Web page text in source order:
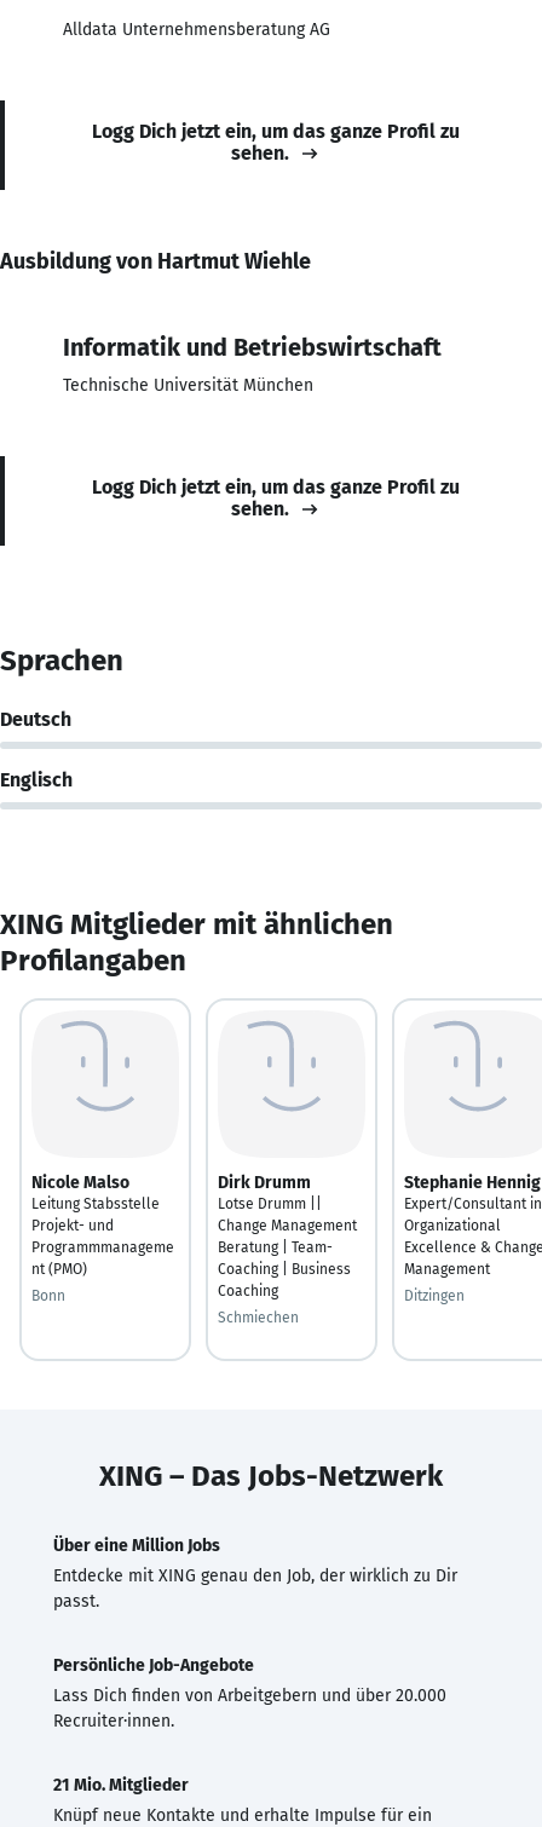
Alldata Unternehmensberatung AG
Logg Dich jetzt ein, um das ganze Profil zu
sehen.
Ausbildung von Hartmut Wiehle
Informatik und Betriebswirtschaft
Technische Universität München
Logg Dich jetzt ein, um das ganze Profil zu
sehen.
Sprachen
Deutsch
Englisch
XING Mitglieder mit ähnlichen
Profilangaben
Nicole Malso
Leitung Stabsstelle
Projekt- und
Programmmanageme
nt (PMO)
Bonn
Dirk Drumm
Lotse Drumm ||
Change Management
Beratung | Team-
Coaching | Business
Coaching
Schmiechen
Stephanie Hennig
Expert/Consultant in
Organizational
Excellence &
Management
Ditzingen
XING – Das Jobs-Netzwerk
Über eine Million Jobs
Entdecke mit XING genau den Job, der wirklich zu Dir
passt.
Persönliche Job-Angebote
Lass Dich finden von Arbeitgebern und über 20.000
Recruiter·innen.
21 Mio. Mitglieder
Knüpf neue Kontakte und erhalte Impulse für ein